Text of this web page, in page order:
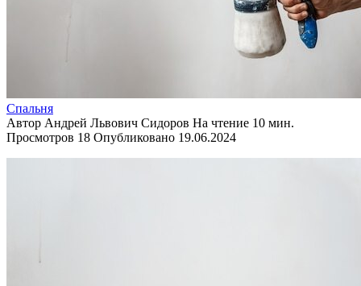
Спальня
Автор Андрей Львович Сидоров На чтение 10 мин.
Просмотров 18 Опубликовано 19.06.2024